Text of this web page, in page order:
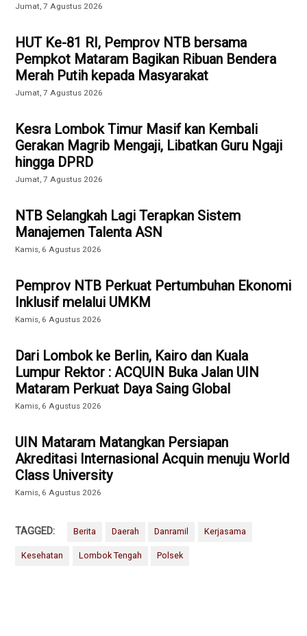
Jumat, 7 Agustus 2026
HUT Ke-81 RI, Pemprov NTB bersama
Pempkot Mataram Bagikan Ribuan Bendera
Merah Putih kepada Masyarakat
Jumat, 7 Agustus 2026
Kesra Lombok Timur Masif kan Kembali
Gerakan Magrib Mengaji, Libatkan Guru Ngaji
hingga DPRD
Jumat, 7 Agustus 2026
NTB Selangkah Lagi Terapkan Sistem
Manajemen Talenta ASN
Kamis, 6 Agustus 2026
Pemprov NTB Perkuat Pertumbuhan Ekonomi
Inklusif melalui UMKM
Kamis, 6 Agustus 2026
Dari Lombok ke Berlin, Kairo dan Kuala
Lumpur Rektor : ACQUIN Buka Jalan UIN
Mataram Perkuat Daya Saing Global
Kamis, 6 Agustus 2026
UIN Mataram Matangkan Persiapan
Akreditasi Internasional Acquin menuju World
Class University
Kamis, 6 Agustus 2026
TAGGED: Berita Daerah Danramil Kerjasama
Kesehatan Lombok Tengah Polsek